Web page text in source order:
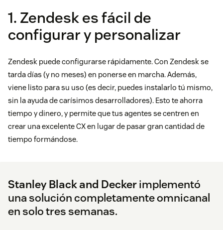
1. Zendesk es fácil de
configurar y personalizar
Zendesk puede configurarse rápidamente. Con Zendesk se
tarda días (y no meses) en ponerse en marcha. Además,
viene listo para su uso (es decir, puedes instalarlo tú mismo,
sin la ayuda de carísimos desarrolladores). Esto te ahorra
tiempo y dinero, y permite que tus agentes se centren en
crear una excelente CX en lugar de pasar gran cantidad de
tiempo formándose.
Stanley Black and Deckerimplementó
una solución completamente omnicanal
en solo tres semanas.